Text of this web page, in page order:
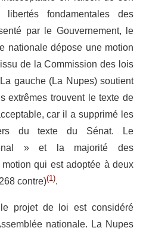
libertés fondamentales des
par le Gouvernement, le
nationale dépose une motion
de la Commission des lois
gauche (La Nupes) soutient
extrêmes trouvent le texte de
car il a supprimé les
du texte du Sénat. Le
» et la majorité des
qui est adoptée à deux
contre)(1).
projet de loi est considéré
nationale. La Nupes